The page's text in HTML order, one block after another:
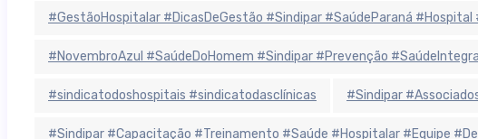
#GestãoHospitalar #DicasDeGestão #Sindipar #SaúdeParaná #Hospital
#NovembroAzul #SaúdeDoHomem #Sindipar #Prevenção
#sindicatodoshospitais #sindicatodasclínicas #Sindipar
#Sindipar #Capacitação #Treinamento #Saúde #Hospitalar #Equipe